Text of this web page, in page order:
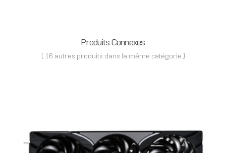
Produits Connexes
( 16 autres produits dans la même catégorie )